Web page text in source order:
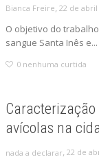
Bianca Freire,22 de
O objetivo do
sangue Santa Inês e...
0 nenhuma curtida
avícolas na
nada a declarar,22 de